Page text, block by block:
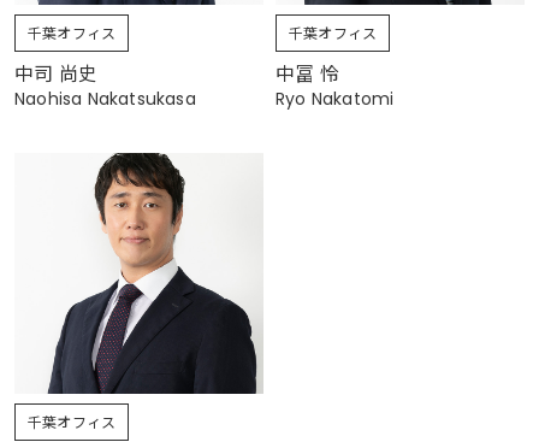
千葉オフィス
中司 尚史
Naohisa Nakatsukasa
千葉オフィス
中冨 怜
Ryo Nakatomi
千葉オフィス